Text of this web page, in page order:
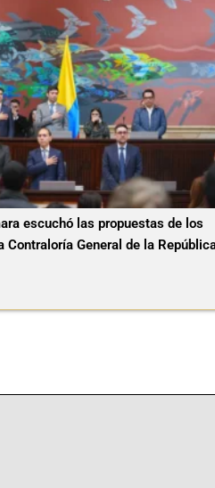
escuchó las propuestas de los
Contraloría General de la